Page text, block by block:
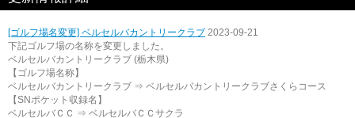
[ゴルフ場名変更] ベルセルバカントリークラブ 2023-09-21
下記ゴルフ場の名称を変更しました。
ベルセルバカントリークラブ (栃木県)
【ゴルフ場名称】
ベルセルバカントリークラブ ⇒ ベルセルバカントリークラブさくらコース
【SNポケット収録名】
ベルセルバＣＣ ⇒ ベルセルバＣＣサクラ